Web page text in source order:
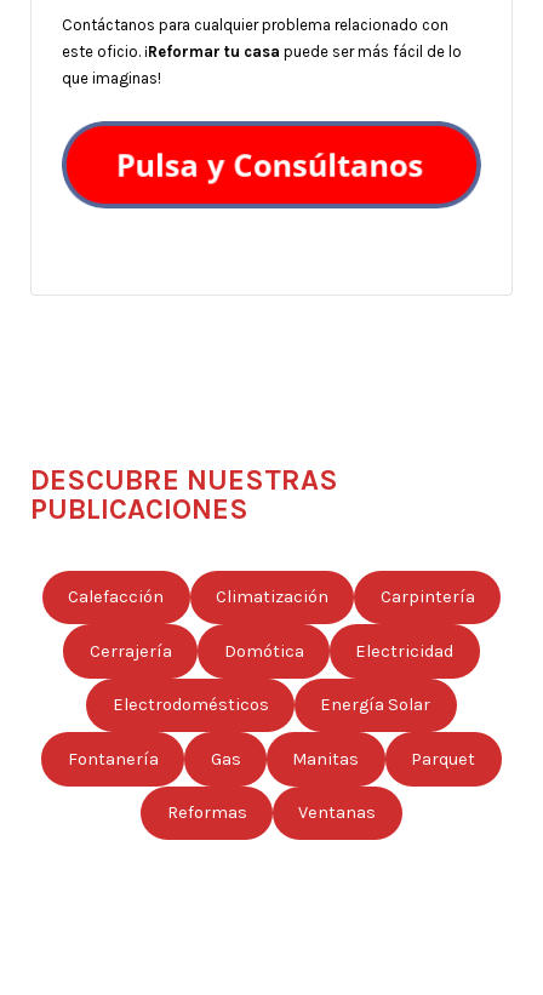
Contáctanos para cualquier problema relacionado con
este oficio. ¡Reformar tu casa puede ser más fácil de lo
que imaginas!
DESCUBRE NUESTRAS
PUBLICACIONES
Calefacción Climatización Carpintería
Cerrajería Domótica Electricidad
Electrodomésticos Energía Solar
Fontanería Gas Manitas Parquet
Reformas Ventanas